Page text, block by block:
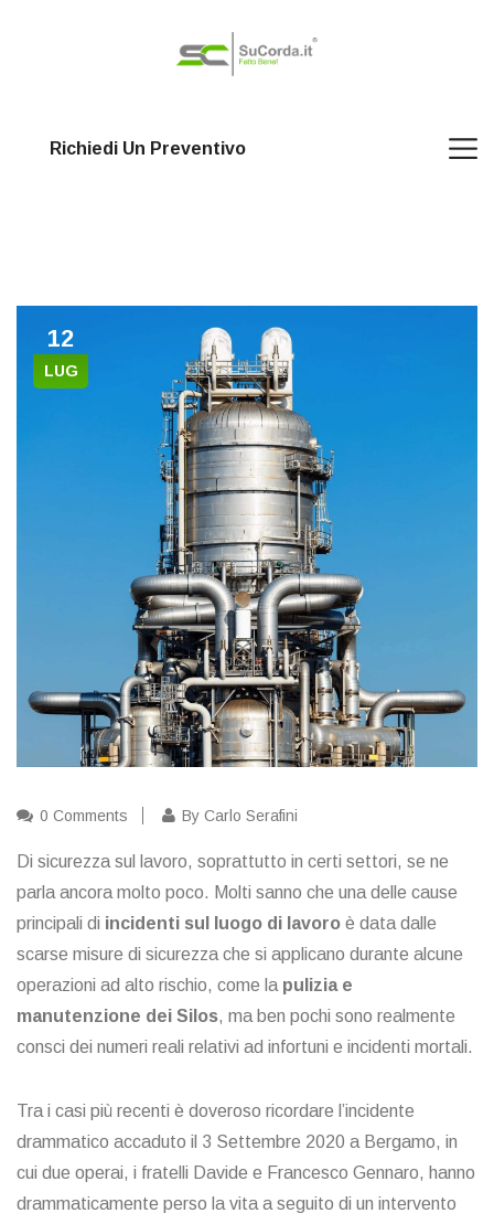
Richiedi Un Preventivo
12
LUG
0 Comments By Carlo Serafini
Di sicurezza sul lavoro, soprattutto in certi settori, se ne
parla ancora molto poco. Molti sanno che una delle cause
principali di incidenti sul luogo di lavoro è data dalle
scarse misure di sicurezza che si applicano durante alcune
operazioni ad alto rischio, come la pulizia e
manutenzione dei Silos, ma ben pochi sono realmente
consci dei numeri reali relativi ad infortuni e incidenti mortali.
Tra i casi più recenti è doveroso ricordare l’incidente
drammatico accaduto il 3 Settembre 2020 a Bergamo, in
cui due operai, i fratelli Davide e Francesco Gennaro, hanno
drammaticamente perso la vita a seguito di un intervento